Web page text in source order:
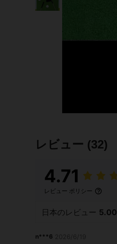
レビュー (32)
4.71
レビュー ポリシー
日本のレビュー 5.00
n***6